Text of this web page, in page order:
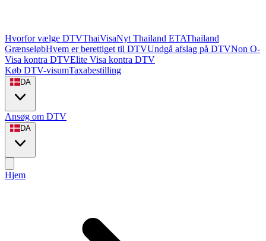
Hvorfor vælge DTVThaiVisaNyt Thailand ETAThailand
GrænseløbHvem er berettiget til DTVUndgå afslag på DTVNon O-
Visa kontra DTVElite Visa kontra DTV
Køb DTV-visumTaxabestilling
DA
Ansøg om DTV
DA
Hjem